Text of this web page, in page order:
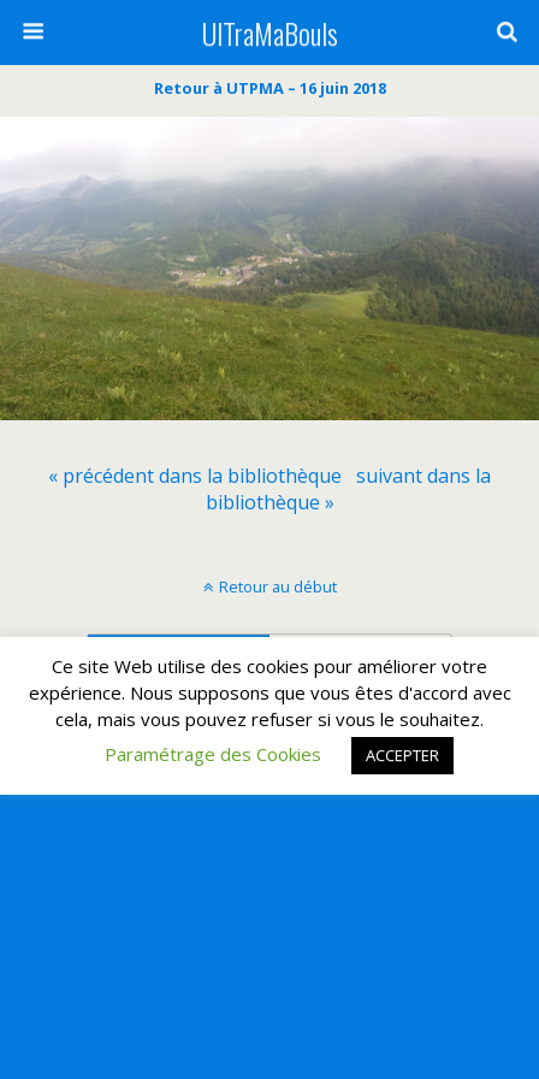
UlTraMaBouls
Retour à UTPMA – 16 juin 2018
« précédent dans la bibliothèque suivant dans la
bibliothèque »
Retour au début
Ce site Web utilise des cookies pour améliorer votre
expérience. Nous supposons que vous êtes d'accord avec
cela, mais vous pouvez refuser si vous le souhaitez.
Paramétrage des Cookies
ACCEPTER